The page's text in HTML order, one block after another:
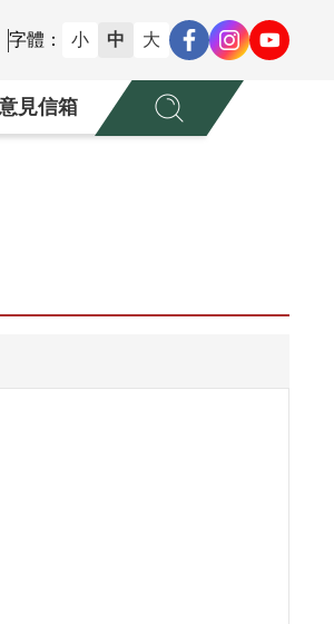
字體： 小 中 大
見信箱